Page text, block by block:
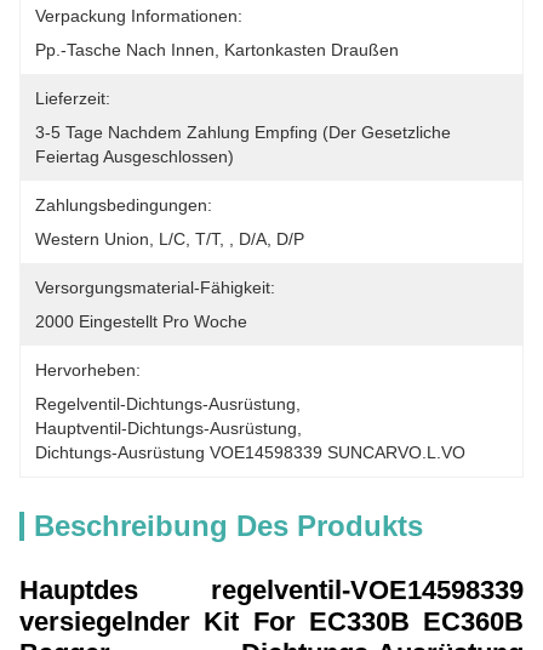
Verpackung Informationen:
Pp.-Tasche Nach Innen, Kartonkasten Draußen
Lieferzeit:
3-5 Tage Nachdem Zahlung Empfing (der Gesetzliche
Feiertag Ausgeschlossen)
Zahlungsbedingungen:
Western Union, L/C, T/T, , D/A, D/P
Versorgungsmaterial-Fähigkeit:
2000 Eingestellt Pro Woche
Hervorheben:
Regelventil-Dichtungs-Ausrüstung
Hauptventil-Dichtungs-Ausrüstung
Dichtungs-Ausrüstung VOE14598339 SUNCARVO.L.VO
Beschreibung Des Produkts
Hauptdes regelventil-VOE14598339
versiegelnder Kit For EC330B EC360B